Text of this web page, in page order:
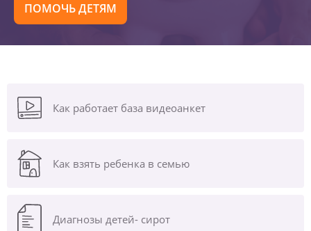
ПОМОЧЬ ДЕТЯМ
Как работает база видеоанкет
Как взять ребенка в семью
Диагнозы детей- сирот